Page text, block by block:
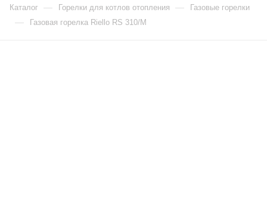
Каталог — Горелки для котлов отопления — Газовые горелки
— Газовая горелка Riello RS 310/M